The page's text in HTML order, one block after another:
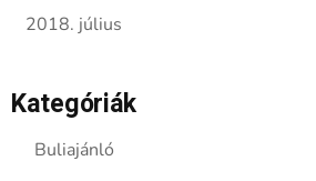
2018. július
Kategóriák
Buliajánló